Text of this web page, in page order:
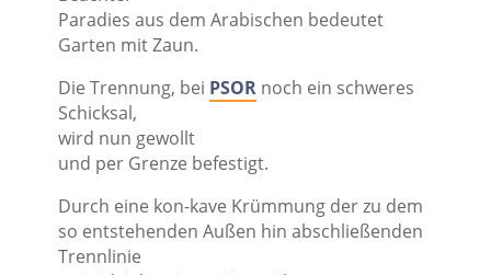
Paradies aus dem Arabischen bedeutet
Garten mit Zaun.
Die Trennung, bei PSORnoch ein schweres
Schicksal,
wird nun gewollt
und per Grenze befestigt.
Durch eine kon-kave Krümmung der zu dem
so entstehenden Außen hin abschließenden
Trennlinie